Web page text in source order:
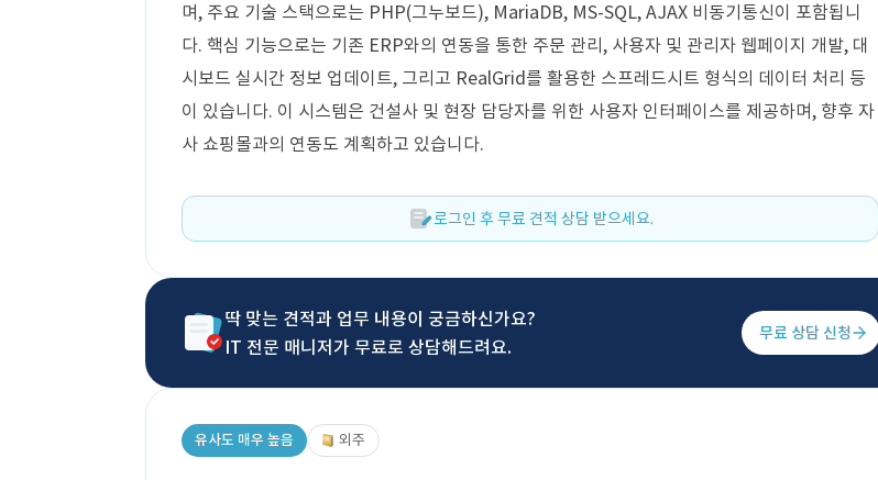
며, 주요 기술 스택으로는 PHP(그누보드), MariaDB, MS-SQL, AJAX 비동기통신이 포함됩니
다. 핵심 기능으로는 기존 ERP와의 연동을 통한 주문 관리, 사용자 및 관리자 웹페이지 개발, 대
시보드 실시간 정보 업데이트, 그리고 RealGrid를 활용한 스프레드시트 형식의 데이터 처리 등
이 있습니다. 이 시스템은 건설사 및 현장 담당자를 위한 사용자 인터페이스를 제공하며, 향후 자
사 쇼핑몰과의 연동도 계획하고 있습니다.
로그인 후 무료 견적 상담 받으세요.
딱 맞는 견적과 업무 내용이 궁금하신가요?
IT 전문 매니저가 무료로 상담해드려요.
무료 상담 신청
유사도 매우 높음 외주